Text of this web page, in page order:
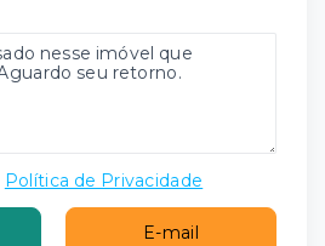
Política de Privacidade
E-mail